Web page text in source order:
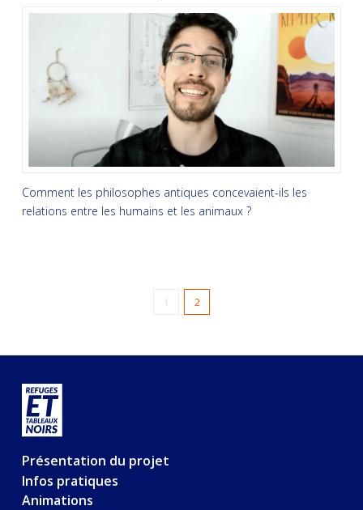
Comment les philosophes antiques concevaient-ils les
relations entre les humains et les animaux ?
1 2
Présentation du projet
Infos pratiques
Animations